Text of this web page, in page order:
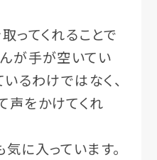
ってくれることで
が手が空いてい
いるわけではなく、
声をかけてくれ
に入っています。